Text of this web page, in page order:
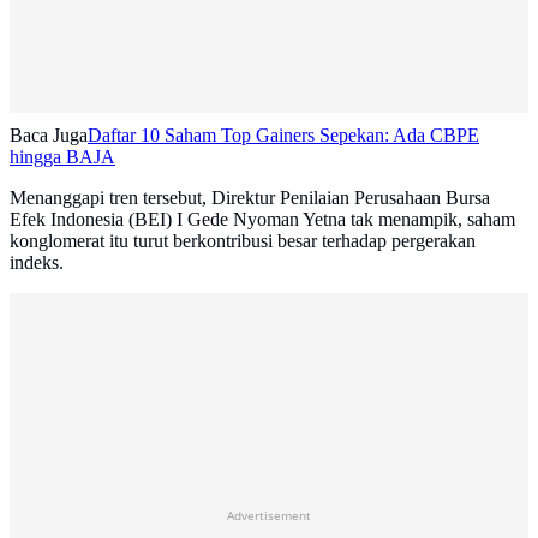
Baca JugaDaftar 10 Saham Top Gainers Sepekan: Ada CBPE
hingga BAJA
Menanggapi tren tersebut, Direktur Penilaian Perusahaan Bursa
Efek Indonesia (BEI) I Gede Nyoman Yetna tak menampik, saham
konglomerat itu turut berkontribusi besar terhadap pergerakan
indeks.
Advertisement